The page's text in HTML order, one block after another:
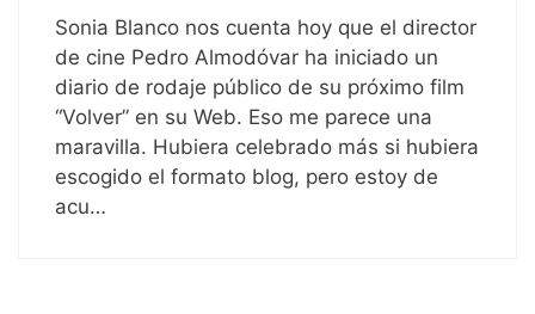
Sonia Blanco nos cuenta hoy que el director
de cine Pedro Almodóvar ha iniciado un
diario de rodaje público de su próximo film
“Volver” en su Web. Eso me parece una
maravilla. Hubiera celebrado más si hubiera
escogido el formato blog, pero estoy de
acu…